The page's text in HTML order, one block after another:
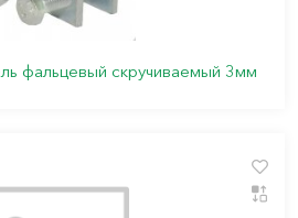
фальцевый скручиваемый 3мм